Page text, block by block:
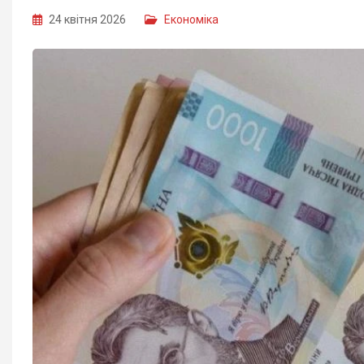
24 квітня 2026 Економіка